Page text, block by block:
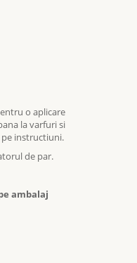
o aplicare
la varfuri si
instructiuni.
de par.
ambalaj